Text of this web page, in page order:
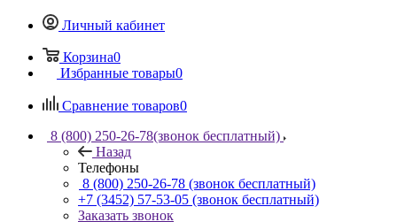
Личный кабинет
Корзина0
Избранные товары0
Сравнение товаров0
8 (800) 250-26-78(звонок бесплатный)
Назад
Телефоны
8 (800) 250-26-78 (звонок бесплатный)
+7 (3452) 57-53-05 (звонок бесплатный)
Заказать звонок